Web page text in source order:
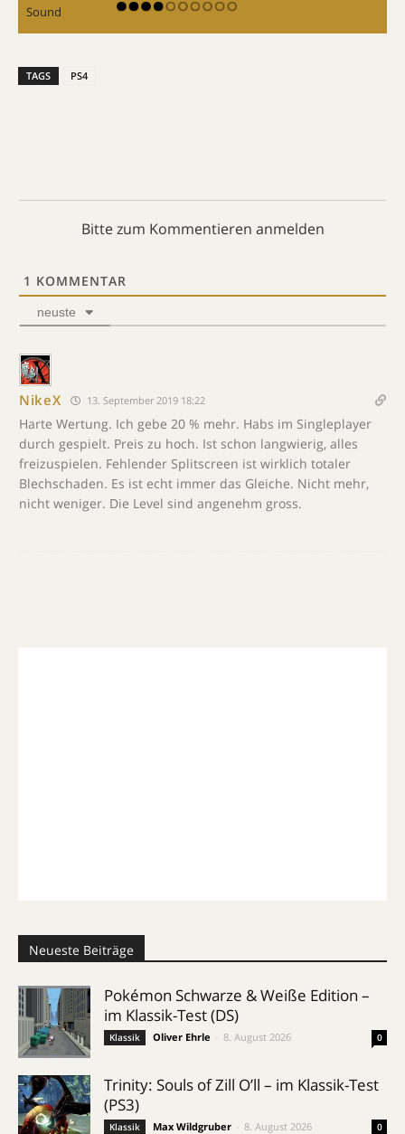
Sound
TAGS PS4
Bitte zum Kommentieren anmelden
1 KOMMENTAR
neuste
NikeX 13. September 2019 18:22
Harte Wertung. Ich gebe 20 % mehr. Habs im Singleplayer
durch gespielt. Preis zu hoch. Ist schon langwierig, alles
freizuspielen. Fehlender Splitscreen ist wirklich totaler
Blechschaden. Es ist echt immer das Gleiche. Nicht mehr,
nicht weniger. Die Level sind angenehm gross.
Neueste Beiträge
Pokémon Schwarze & Weiße Edition –
im Klassik-Test (DS)
Klassik Oliver Ehrle 8. August 2026 0
Trinity: Souls of Zill O’ll – im Klassik-Test
(PS3)
Klassik Max Wildgruber 8. August 2026 0